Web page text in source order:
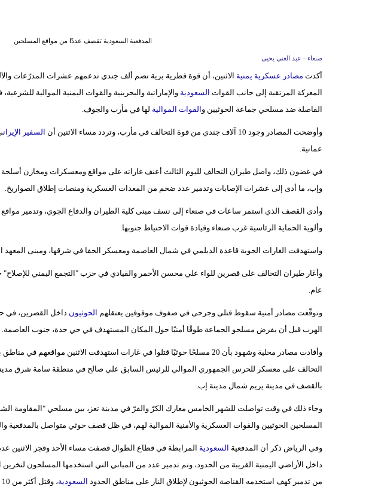
المدفعية السعودية تقصف عددًا من مواقع المسلحين
صنعاء - عبد الغني يحيى
أكدت مصادر عسكرية يمنية الاثنين، أن قوة قطرية برية تضم ألف جندي تدعمهم عشرات المدرّعات
المعركة المرتقبة إلى جانب القوات السعودية والإماراتية والبحرينية والقوات اليمنية الموالية
الفاصلة ضد مسلحي جماعة الحوثيين و القوات الموالية لها في مأرب والجوف.
وأوضحت المصادر وجود 10 آلاف جندي من قوة التحالف في مأرب، وتردد مساء الاثنين أن السفير الإيران
عمانية.
في غضون ذلك، واصل طيران التحالف لليوم الثالث أعنف غاراته على مواقع ومعسكرات ومخازن
وإب، ما أدى إلى عشرات الإصابات وتدمير عدد ضخم من المعدات العسكرية ومنصات إطلاق الصواريخ.
وأدى القصف الذي استمر ساعات في صنعاء إلى نسف مبنى كلية الطيران والدفاع الجوي، وتدمير
وألوية الحماية الرئاسية غرب صنعاء وقيادة قوات الاحتياط جنوبها.
واستهدفت الغارات الجوية قاعدة الديلمي في شمال العاصمة ومعسكر الحفا في شرقها، ومبنى المعهد
وأغار طيران التحالف على قصرين للواء علي محسن الأحمر والقيادي في حزب "التجمع اليمني للإصلاح"
عام.
وتوقّعت مصادر أمنية سقوط قتلى وجرحى في صفوف موقوفين يعتقلهم الحوثيون داخل القصرين، في
الهرب قبل أن يفرض مسلحو الجماعة طوقًا أمنيًا حول المكان المستهدف في حي حدة، جنوب العاصمة.
وأفادت مصادر محلية وشهود بأن 20 مسلحًا حوثيًا قتلوا في غارات استهدفت الاثنين
التحالف على معسكر للحرس الجمهوري الموالي للرئيس السابق علي صالح في منطقة سامة شرق
بالقصف في مدينة يريم شمال مدينة إب.
وجاء ذلك في وقت تواصلت للشهر الخامس معارك الكرّ والفرّ في مدينة تعز، بين مسلحي "المقاومة
المسلحين الحوثيين والقوات العسكرية والأمنية الموالية لهم، في ظل قصف حوثي متواصل بالمدفعية
وفي الرياض ذكر أن المدفعية السعودية المرابطة في قطاع الطوال قصفت مساء الأحد وفجر الاثنين
داخل الأراضي اليمنية القريبة من الحدود، وتم تدمير عدد من المباني التي استخدمها المسلحون لتخزين
من تدمير كهف استخدمه القناصة الحوثيون لإطلاق النار على مناطق الحدود السعودية، وقتل أكثر من 10 مسلحين كانوا يتحصنون داخله.